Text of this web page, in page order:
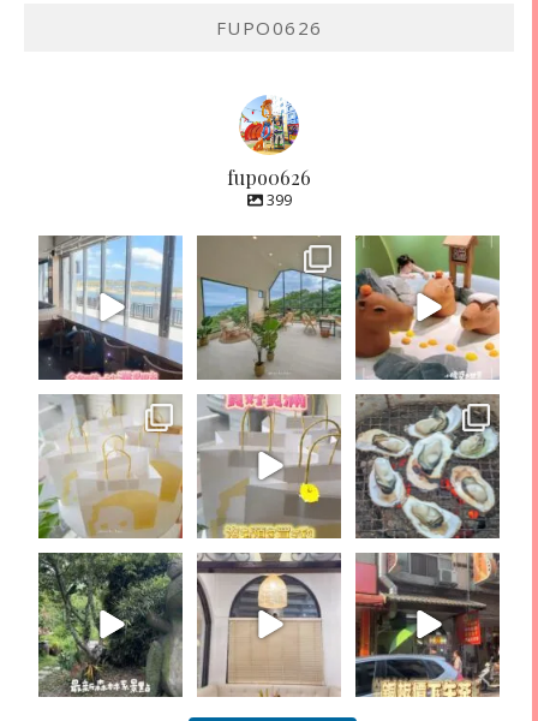
FUPO0626
fupo0626
399